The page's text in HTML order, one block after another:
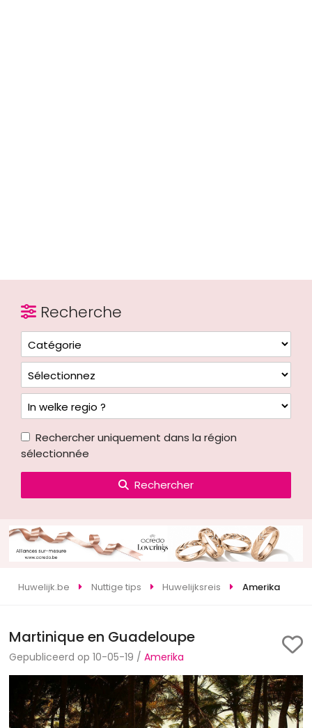
Recherche
Rechercher uniquement dans la région
sélectionnée
Rechercher
Huwelijk.be Nuttige tips Huwelijksreis Amerika
Martinique en Guadeloupe
Gepubliceerd op 10-05-19 /Amerika